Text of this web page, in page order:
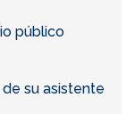
público
su asistente